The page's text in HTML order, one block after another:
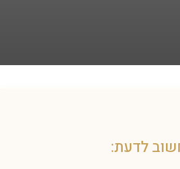
לדעת: